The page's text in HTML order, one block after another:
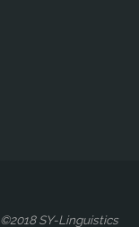
©2018 SY-Linguistics